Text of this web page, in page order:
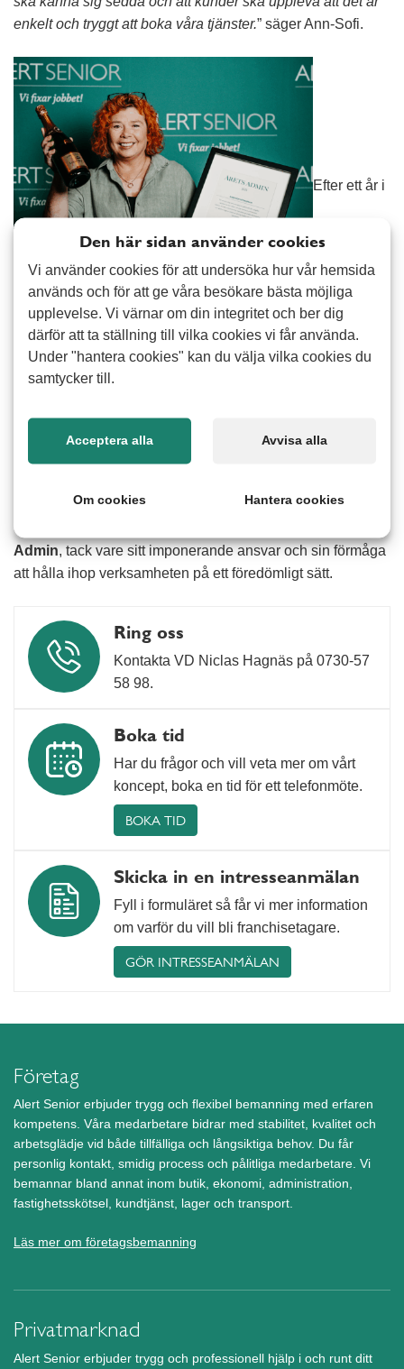
enkelt och tryggt att boka våra tjänster.” säger Ann-Sofi.
Efter ett år i
kedjan blickar paret framåt. Målet är att öka volymerna,
bygga långsiktiga relationer och skapa en stabil grund som
gör det möjligt att växa vidare, både i antal kunder och i
glada över att ha Jonathan och Ann-Sofi ombord och ser
fram emot fortsatta framgångsrika år tillsammans i Umeå
och Skellefteå.
Som en extra fin avslutning på året vill vi också lyfta Ann-
Sofis fantastiska insats – hon tilldelades priset
Admin, tack vare sitt imponerande ansvar och sin förmåga
att hålla ihop verksamheten på ett föredömligt sätt.
Ring oss
Kontakta VD Niclas Hagnäs på 0730‑57
58 98.
Boka tid
Har du frågor och vill veta mer om vårt
koncept, boka en tid för ett telefonmöte.
BOKA TID
Skicka in en intresseanmälan
Fyll i formuläret så får vi mer information
om varför du vill bli franchisetagare.
GÖR INTRESSEANMÄLAN
Företag
Alert Senior erbjuder trygg och flexibel bemanning med erfaren
kompetens. Våra medarbetare bidrar med stabilitet, kvalitet och
arbetsglädje vid både tillfälliga och långsiktiga behov. Du får
personlig kontakt, smidig process och pålitliga medarbetare. Vi
bemannar bland annat inom butik, ekonomi, administration,
fastighetsskötsel, kundtjänst, lager och transport.
Läs mer om företagsbemanning
Privatmarknad
Alert Senior erbjuder trygg och professionell hjälp i och runt ditt
Den här sidan använder cookies
Vi använder cookies för att undersöka hur vår hemsida
används och för att ge våra besökare bästa möjliga
upplevelse. Vi värnar om din integritet och ber dig
därför att ta ställning till vilka cookies vi får använda.
Under "hantera cookies" kan du välja vilka cookies du
samtycker till.
Acceptera alla Avvisa alla
Om cookies Hantera cookies